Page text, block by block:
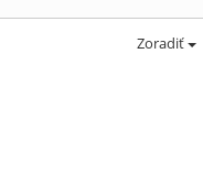
Zoradiť